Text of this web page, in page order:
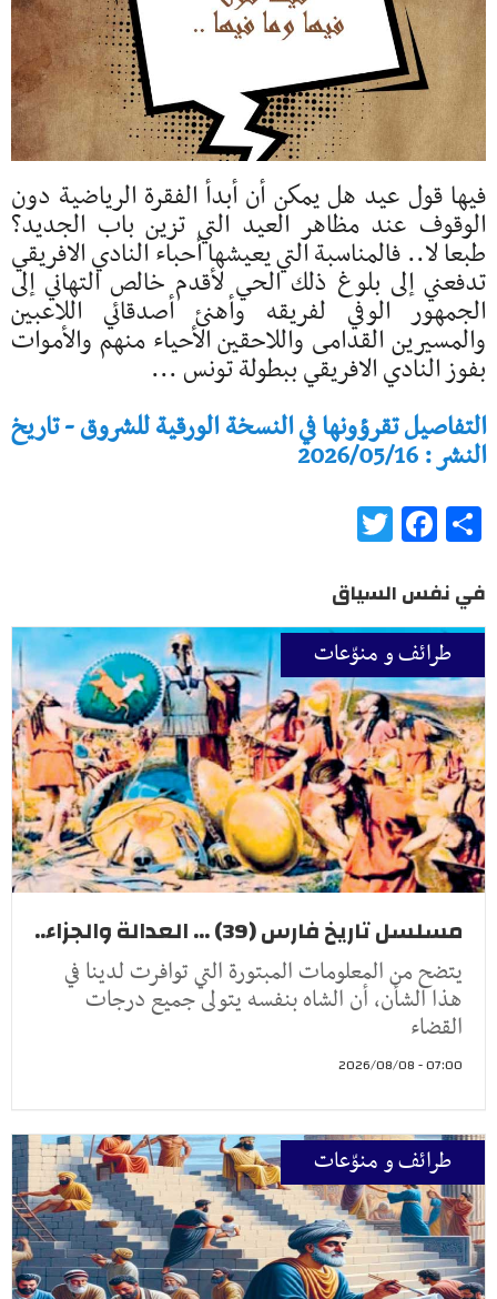
فيها قول عيد هل يمكن أن أبدأ الفقرة الرياضية دون
الوقوف عند مظاهر العيد التي تزين باب الجديد؟
طبعا لا.. فالمناسبة التي يعيشها أحباء النادي الافريقي
تدفعني إلى بلوغ ذلك الحي لأقدم خالص التهاني إلى
الجمهور الوفي لفريقه وأهنئ أصدقائي اللاعبين
والمسيرين القدامى واللاحقين الأحياء منهم والأموات
بفوز النادي الافريقي ببطولة تونس ...
التفاصيل تقرؤونها في النسخة الورقية للشروق - تاريخ
النشر : 2026/05/16
Share
Facebook
في نفس السياق
طرائف و منوّعات
مسلسل تاريخ فارس (39) ... العدالة والجزاء..
يتضح من المعلومات المبتورة التي توافرت لدينا في
هذا الشأن، أن الشاه بنفسه يتولى جميع درجات
القضاء
07:00 - 2026/08/08
طرائف و منوّعات